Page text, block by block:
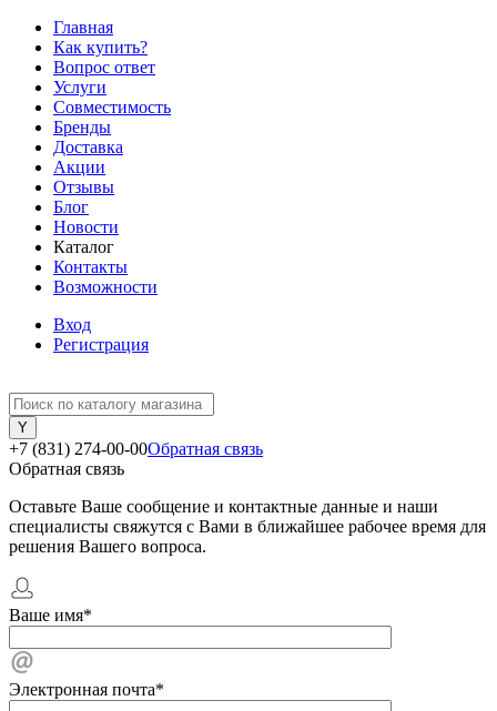
Главная
Как купить?
Вопрос ответ
Услуги
Совместимость
Бренды
Доставка
Акции
Отзывы
Блог
Новости
Каталог
Контакты
Возможности
Вход
Регистрация
+7 (831) 274-00-00Обратная связь
Обратная связь
Оставьте Ваше сообщение и контактные данные и наши
специалисты свяжутся с Вами в ближайшее рабочее время для
решения Вашего вопроса.
Ваше имя*
Электронная почта*